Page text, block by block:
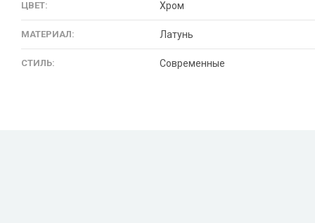
ЦВЕТ: Хром
МАТЕРИАЛ: Латунь
СТИЛЬ: Современные